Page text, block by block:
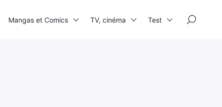
Mangas et Comics TV, cinéma Test